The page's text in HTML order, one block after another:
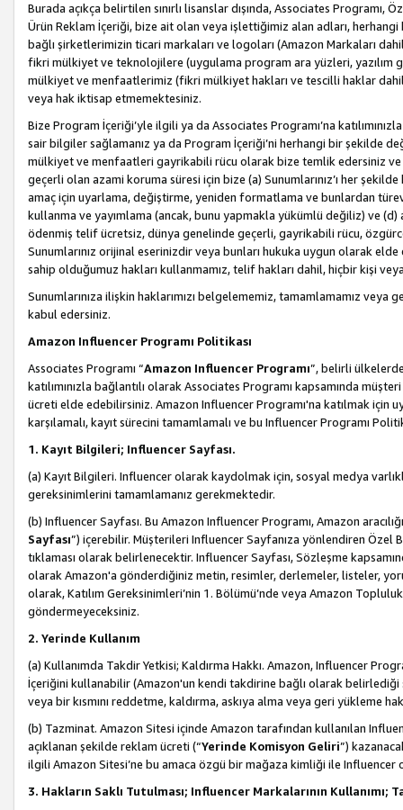
Burada açıkça belirtilen sınırlı lisanslar dışında, Associates Programı,
Ürün Reklam İçeriği, bize ait olan veya işlettiğimiz alan adları,
bağlı şirketlerimizin ticari markaları ve logoları (Amazon Markaları
fikri mülkiyet ve teknolojilere (uygulama program ara yüzleri,
mülkiyet ve menfaatlerimiz (fikri mülkiyet hakları ve tescilli haklar
veya hak iktisap etmemektesiniz.
Bize Program İçeriği’yle ilgili ya da Associates Programı’na
sair bilgiler sağlamanız ya da Program İçeriği’ni herhangi bir şekilde
mülkiyet ve menfaatleri gayrikabili rücu olarak bize temlik edersiniz ve
geçerli olan azami koruma süresi için bize (a) Sunumlarınız’ı her
amaç için uyarlama, değiştirme, yeniden formatlama ve bunlardan türev
kullanma ve yayımlama (ancak, bunu yapmakla yükümlü değiliz) ve
ödenmiş telif ücretsiz, dünya genelinde geçerli, gayrikabili rücu,
Sunumlarınız orijinal eserinizdir veya bunları hukuka uygun olarak
sahip olduğumuz hakları kullanmamız, telif hakları dahil, hiçbir kişi
Sunumlarınıza ilişkin haklarımızı belgelememiz, tamamlamamız
kabul edersiniz.
Amazon Influencer Programı Politikası
Associates Programı “Amazon Influencer Programı”, belirli
katılımınızla bağlantılı olarak Associates Programı kapsamında
ücreti elde edebilirsiniz. Amazon Influencer Programı'na katılmak için
karşılamalı, kayıt sürecini tamamlamalı ve bu Influencer Programı
1. Kayıt Bilgileri; Influencer Sayfası.
(a) Kayıt Bilgileri. Influencer olarak kaydolmak için, sosyal medya
gereksinimlerini tamamlamanız gerekmektedir.
(b) Influencer Sayfası. Bu Amazon Influencer Programı, Amazon
Sayfası”) içerebilir. Müşterileri Influencer Sayfanıza yönlendiren Özel
tıklaması olarak belirlenecektir. Influencer Sayfası, Sözleşme
olarak Amazon'a gönderdiğiniz metin, resimler, derlemeler, listeler,
olarak, Katılım Gereksinimleri’nin 1. Bölümü’nde veya Amazon
göndermeyeceksiniz.
2. Yerinde Kullanım
(a) Kullanımda Takdir Yetkisi; Kaldırma Hakkı. Amazon, Influencer
İçeriğini kullanabilir (Amazon'un kendi takdirine bağlı olarak belirlediği
veya bir kısmını reddetme, kaldırma, askıya alma veya geri yükleme
(b) Tazminat. Amazon Sitesi içinde Amazon tarafından kullanılan
açıklanan şekilde reklam ücreti (“Yerinde Komisyon Geliri”)
ilgili Amazon Sitesi’ne bu amaca özgü bir mağaza kimliği ile Influencer
3. Hakların Saklı Tutulması; Influencer Markalarının Kullanımı;